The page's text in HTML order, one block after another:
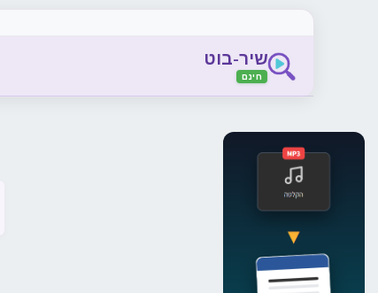
שיר-בוט
חינם